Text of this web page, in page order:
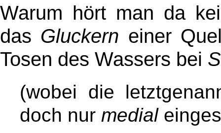
Warum hört man da
das Gluckern einer
Tosen des Wassers bei
(wobei die
doch nur medial